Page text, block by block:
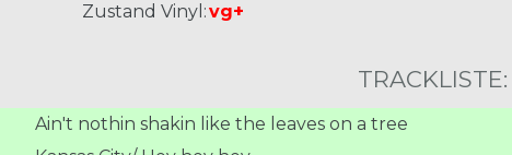
Zustand Vinyl:vg+
TRACKLISTE:
Ain't nothin shakin like the leaves on a tree